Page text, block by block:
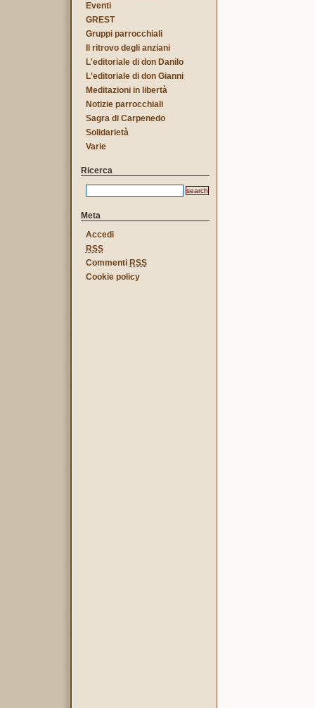
Eventi
GREST
Gruppi parrocchiali
Il ritrovo degli anziani
L'editoriale di don Danilo
L'editoriale di don Gianni
Meditazioni in libertà
Notizie parrocchiali
Sagra di Carpenedo
Solidarietà
Varie
Ricerca
Meta
Accedi
RSS
Commenti RSS
Cookie policy